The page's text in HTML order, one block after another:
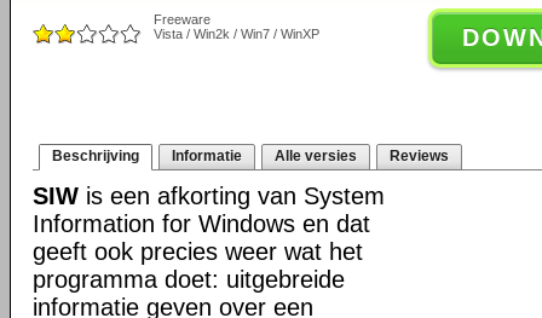
Freeware
Vista / Win2k / Win7 / WinXP
Beschrijving Informatie Alle versies Reviews
SIW is een afkorting van System
Information for Windows en dat
geeft ook precies weer wat het
programma doet: uitgebreide
informatie geven over een